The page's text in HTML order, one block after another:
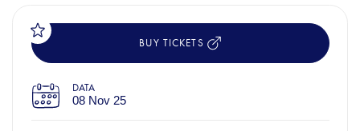
BUY TICKETS
DATA
08 Nov 25